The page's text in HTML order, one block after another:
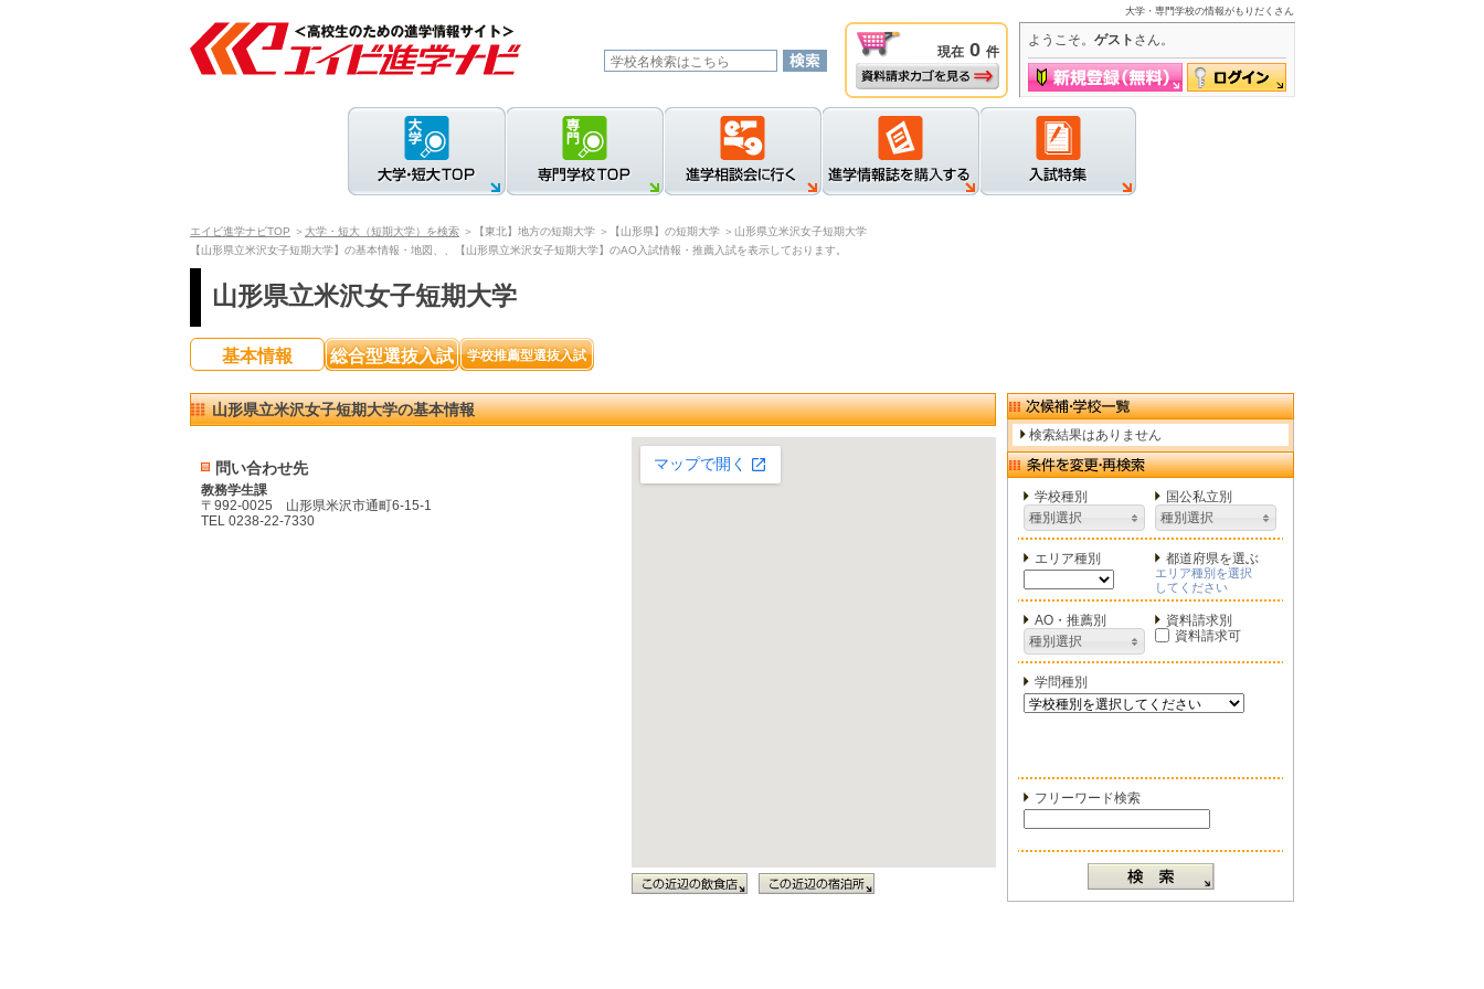
大学・専門学校の情報がもりだくさん
現在 0 件
資料請求カゴを見る
新規登録 ログイン
ようこそ。 ゲスト さん。
エイビ進学ナビTOP ＞ 大学・短大（短期大学）を検索 ＞【東北】地方の短期大学 ＞【山形県】の短期大学 ＞山形県立米沢女子短期大学
【山形県立米沢女子短期大学】の基本情報・地図、、【山形県立米沢女子短期大学】のAO入試情報・推薦入試を表示しております。
山形県立米沢女子短期大学
基本情報 総合型選抜入試 学校推薦型選抜入試
山形県立米沢女子短期大学の基本情報
問い合わせ先
教務学生課
〒992-0025 山形県米沢市通町6-15-1
TEL 0238-22-7330
検索結果はありません
学校種別
種別選択
国公私立別
種別選択
エリア種別 都道府県を選ぶ
エリア種別を選択
してください
AO・推薦別
種別選択
資料請求別
資料請求可
学問種別
フリーワード検索